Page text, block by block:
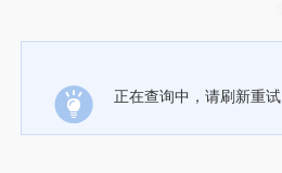
正在查询中，请刷新重试